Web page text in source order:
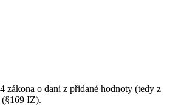
zákona o dani z přidané hodnoty (tedy z
(§169 IZ).